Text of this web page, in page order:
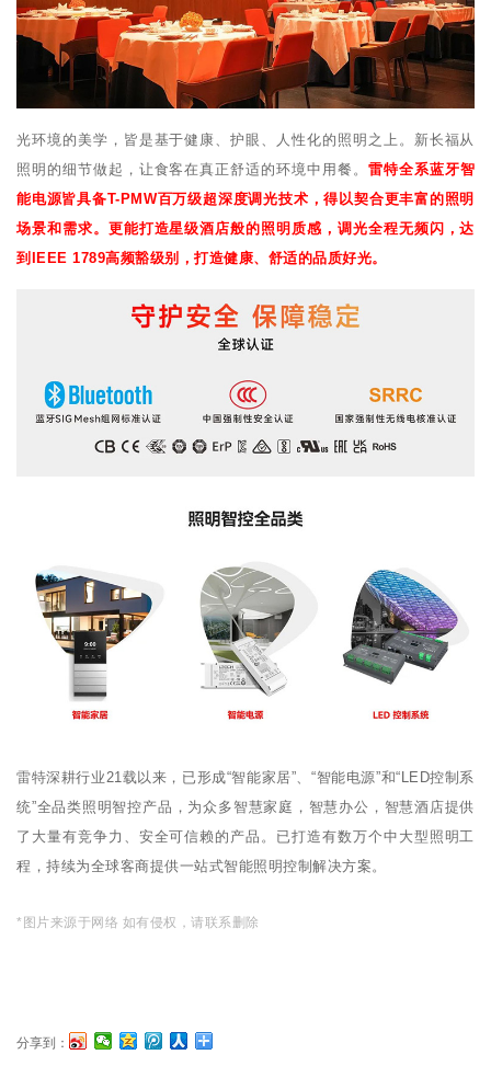
光环境的美学，皆是基于健康、护眼、人性化的照明之上。新长福从
照明的细节做起，让食客在真正舒适的环境中用餐。 雷特全系蓝牙智
能电源皆具备T-PMW百万级超深度调光技术，得以契合更丰富的照明
场景和需求。更能打造星级酒店般的照明质感，调光全程无频闪，达
到IEEE 1789高频豁级别，打造健康、舒适的品质好光。
雷特深耕行业21载以来，已形成“智能家居”、“智能电源”和“LED控制系
统”全品类照明智控产品，为众多智慧家庭，智慧办公，智慧酒店提供
了大量有竞争力、安全可信赖的产品。已打造有数万个中大型照明工
程，持续为全球客商提供一站式智能照明控制解决方案。
*图片来源于网络 如有侵权，请联系删除
分享到：